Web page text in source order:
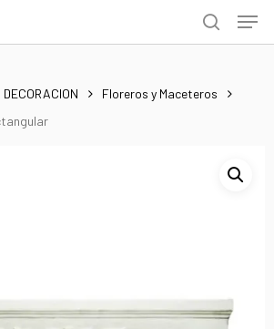
search
Menu
DECORACION
Floreros y Maceteros